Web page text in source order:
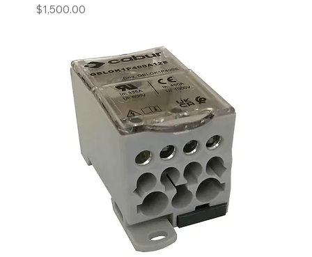
Precio
$1,500.00